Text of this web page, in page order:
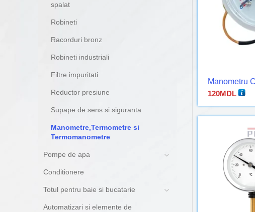
Manometru
120MDL
spalat
Robineti
Racorduri bronz
Robineti industriali
Filtre impuritati
Reductor presiune
Supape de sens si siguranta
Manometre,Termometre si
Termomanometre
Pompe de apa
Conditionere
Totul pentru baie si bucatarie
Automatizari si elemente de